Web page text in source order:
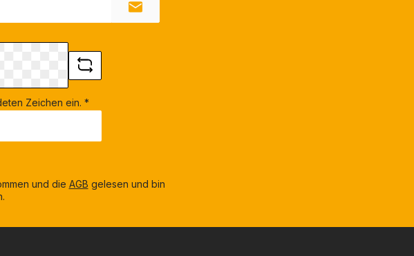
Zeichen ein. *
und die AGB gelesen und bin